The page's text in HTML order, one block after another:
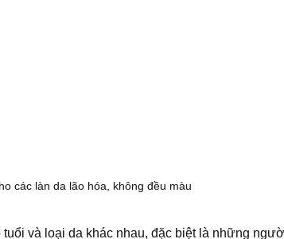
các làn da lão hóa, không đều màu
và loại da khác nhau, đặc biệt là những